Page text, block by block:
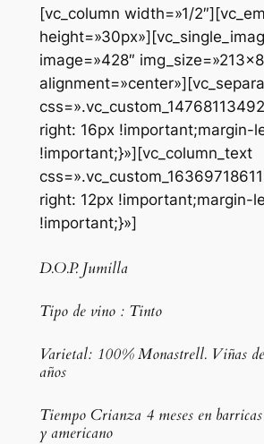
[vc_column width=»1/
image=»428″
right: 16px !important;margin-
!important;}»][vc_column_text
right: 12px !important;margin-
!important;}»]
D.O.P. Jumilla
Tipo de vino : Tinto
Varietal: 100% Monastrell. Viñas
años
Tiempo Crianza 4 meses en
y americano